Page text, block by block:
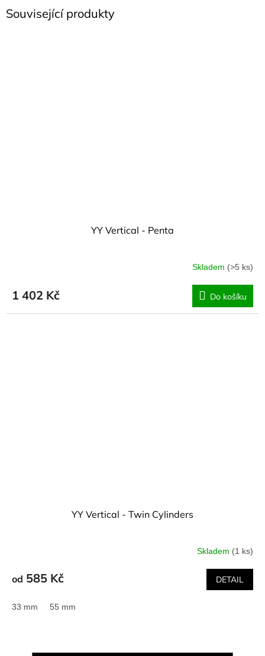
Související produkty
YY Vertical - Penta
Skladem (>5 ks)
1 402 Kč Do košíku
YY Vertical - Twin Cylinders
Skladem (1 ks)
od 585 Kč DETAIL
33 mm 55 mm